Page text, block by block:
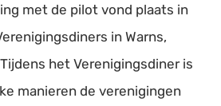
met de pilot vond plaats in
in Warns,
het Verenigingsdiner is
manieren de verenigingen